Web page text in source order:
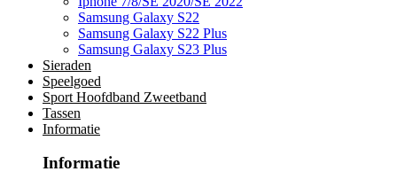
Samsung Galaxy S22
Samsung Galaxy S22 Plus
Samsung Galaxy S23 Plus
Sieraden
Speelgoed
Sport Hoofdband Zweetband
Tassen
Informatie
Informatie